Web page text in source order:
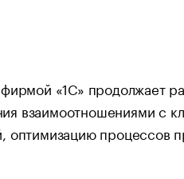
«1С» продолжает
взаимоотношениями с
оптимизацию процессов